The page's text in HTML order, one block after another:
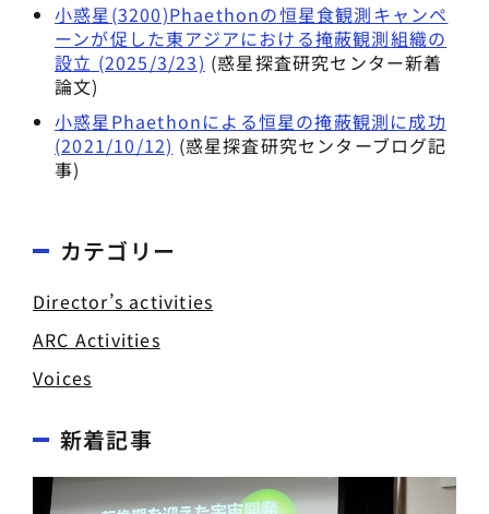
小惑星(3200)Phaethonの恒星食観測キャンペ
ーンが促した東アジアにおける掩蔽観測組織の
設立 (2025/3/23) (惑星探査研究センター新着
論文)
小惑星Phaethonによる恒星の掩蔽観測に成功
(2021/10/12) (惑星探査研究センターブログ記
事)
カテゴリー
Director’s activities
ARC Activities
Voices
新着記事